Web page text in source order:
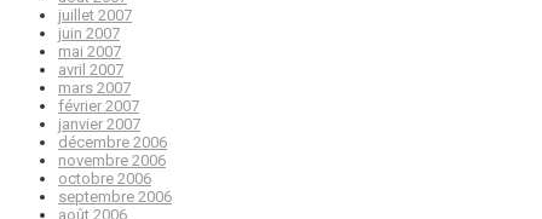
juillet 2007
juin 2007
mai 2007
avril 2007
mars 2007
février 2007
janvier 2007
décembre 2006
novembre 2006
octobre 2006
septembre 2006
août 2006